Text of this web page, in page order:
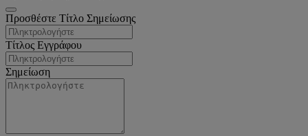
Προσθέστε Τίτλο Σημείωσης
Τίτλος Εγγράφου
Σημείωση